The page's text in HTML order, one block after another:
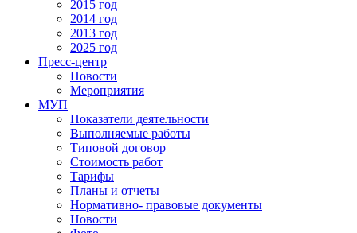
2015 год
2014 год
2013 год
2025 год
Пресс-центр
Новости
Мероприятия
МУП
Показатели деятельности
Выполняемые работы
Типовой договор
Стоимость работ
Тарифы
Планы и отчеты
Нормативно- правовые документы
Новости